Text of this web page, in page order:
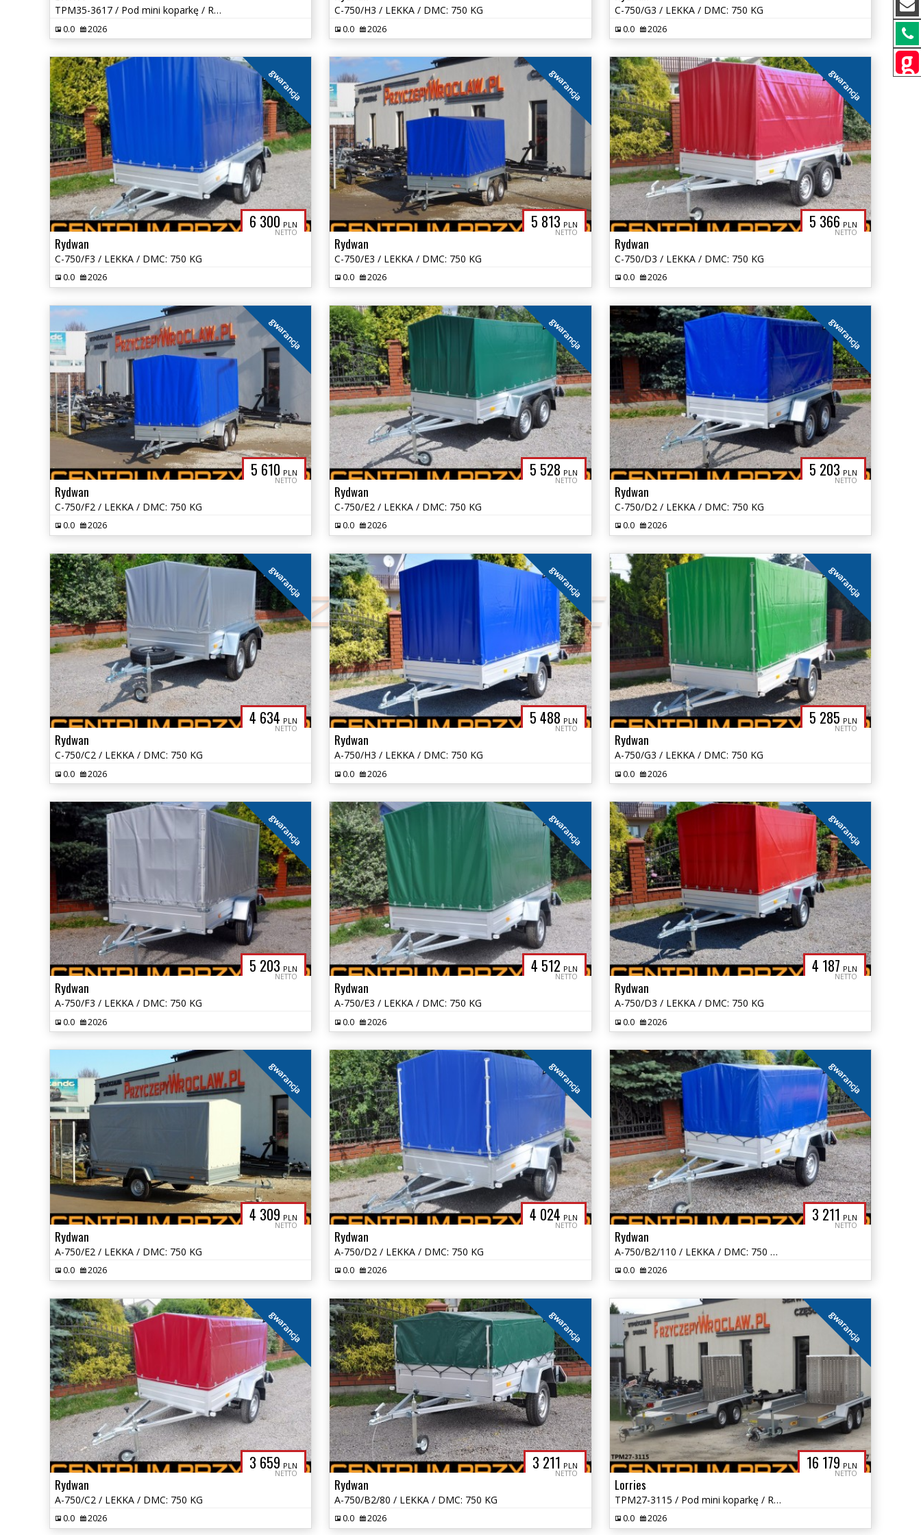
TPM35-3617 / Pod mini koparkę / Rampa / Budowlana / DMC: 3500 KG
0.0 2026
C-750/H3 / LEKKA / DMC: 750 KG
0.0 2026
C-750/G3 / LEKKA / DMC: 750 KG
0.0 2026
6 300 PLN
NETTO
gwarancja
Rydwan
C-750/F3 / LEKKA / DMC: 750 KG
0.0 2026
5 813 PLN
NETTO
gwarancja
Rydwan
C-750/E3 / LEKKA / DMC: 750 KG
0.0 2026
5 366 PLN
NETTO
gwarancja
Rydwan
C-750/D3 / LEKKA / DMC: 750 KG
0.0 2026
5 610 PLN
NETTO
gwarancja
Rydwan
C-750/F2 / LEKKA / DMC: 750 KG
0.0 2026
5 528 PLN
NETTO
gwarancja
Rydwan
C-750/E2 / LEKKA / DMC: 750 KG
0.0 2026
5 203 PLN
NETTO
gwarancja
Rydwan
C-750/D2 / LEKKA / DMC: 750 KG
0.0 2026
4 634 PLN
NETTO
gwarancja
Rydwan
C-750/C2 / LEKKA / DMC: 750 KG
0.0 2026
5 488 PLN
NETTO
gwarancja
Rydwan
A-750/H3 / LEKKA / DMC: 750 KG
0.0 2026
5 285 PLN
NETTO
gwarancja
Rydwan
A-750/G3 / LEKKA / DMC: 750 KG
0.0 2026
5 203 PLN
NETTO
gwarancja
Rydwan
A-750/F3 / LEKKA / DMC: 750 KG
0.0 2026
4 512 PLN
NETTO
gwarancja
Rydwan
A-750/E3 / LEKKA / DMC: 750 KG
0.0 2026
4 187 PLN
NETTO
gwarancja
Rydwan
A-750/D3 / LEKKA / DMC: 750 KG
0.0 2026
4 309 PLN
NETTO
gwarancja
Rydwan
A-750/E2 / LEKKA / DMC: 750 KG
0.0 2026
4 024 PLN
NETTO
gwarancja
Rydwan
A-750/D2 / LEKKA / DMC: 750 KG
0.0 2026
3 211 PLN
NETTO
gwarancja
Rydwan
A-750/B2/110 / LEKKA / DMC: 750 KG
0.0 2026
3 659 PLN
NETTO
gwarancja
Rydwan
A-750/C2 / LEKKA / DMC: 750 KG
0.0 2026
3 211 PLN
NETTO
gwarancja
Rydwan
A-750/B2/80 / LEKKA / DMC: 750 KG
0.0 2026
16 179 PLN
NETTO
gwarancja
Lorries
TPM27-3115 / Pod mini koparkę / Rampa / Budowlana / DMC 2400-2700
0.0 2026